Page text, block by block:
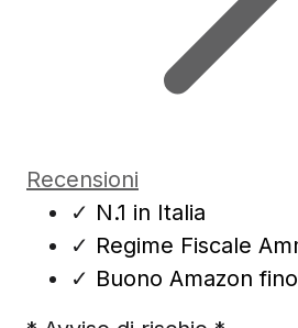
Recensioni
✓ N.1 in Italia
✓ Regime Fiscale
✓ Buono Amazon